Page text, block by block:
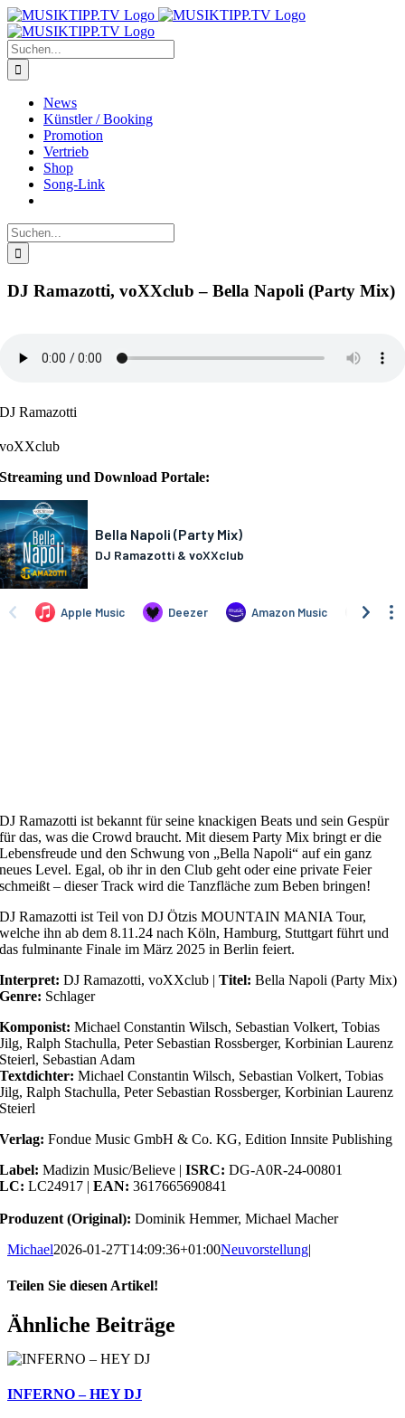
Zum
Inhalt
springen
Suche
nach:
News
Künstler / Booking
Promotion
Vertrieb
Shop
Song-Link
Suche
nach:
DJ Ramazotti, voXXclub – Bella Napoli (Party Mix)
DJ Ramazotti
voXXclub
Streaming und Download Portale:
DJ Ramazotti ist bekannt für seine knackigen Beats und sein Gespür
für das, was die Crowd braucht. Mit diesem Party Mix bringt er die
Lebensfreude und den Schwung von „Bella Napoli“ auf ein ganz
neues Level. Egal, ob ihr in den Club geht oder eine private Feier
schmeißt – dieser Track wird die Tanzfläche zum Beben bringen!
DJ Ramazotti ist Teil von DJ Ötzis MOUNTAIN MANIA Tour,
welche ihn ab dem 8.11.24 nach Köln, Hamburg, Stuttgart führt und
das fulminante Finale im März 2025 in Berlin feiert.
Interpret: DJ Ramazotti, voXXclub |Titel: Bella Napoli (Party Mix)
Genre: Schlager
Komponist: Michael Constantin Wilsch, Sebastian Volkert, Tobias
Jilg, Ralph Stachulla, Peter Sebastian Rossberger, Korbinian Laurenz
Steierl, Sebastian Adam
Textdichter: Michael Constantin Wilsch, Sebastian Volkert, Tobias
Jilg, Ralph Stachulla, Peter Sebastian Rossberger, Korbinian Laurenz
Steierl
Verlag: Fondue Music GmbH & Co. KG, Edition Innsite Publishing
Label: Madizin Music/Believe |ISRC: DG-A0R-24-00801
LC: LC24917 |EAN: 3617665690841
Produzent (Original): Dominik Hemmer, Michael Macher
Michael2026-01-27T14:09:36+01:00Neuvorstellung|
Teilen Sie diesen Artikel!
Facebook
X
Reddit
LinkedIn
WhatsApp
Telegram
Tumblr
Pinterest
Vk
Xing
E-
Mail
Ähnliche Beiträge
INFERNO – HEY DJ